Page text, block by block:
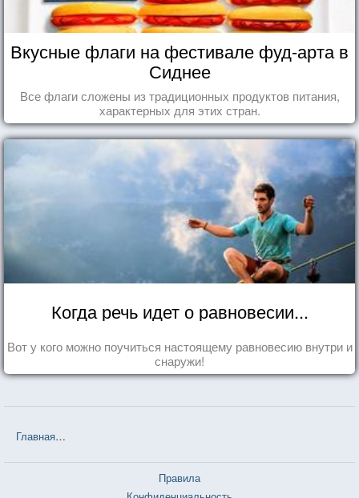
Вкусные флаги на фестивале фуд-арта в
Сиднее
Все флаги сложены из традиционных продуктов питания,
характерных для этих стран.
Когда речь идет о равновесии...
Вот у кого можно поучиться настоящему равновесию внутри и
снаружи!
Главная
Правила